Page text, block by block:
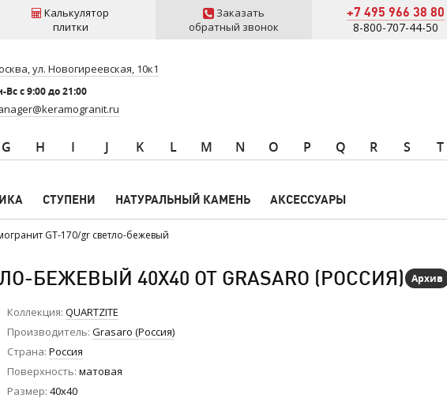
Калькулятор
плитки
Заказать
обратный звонок
+7 495 966 38 80
8-800-707-44-50
ул. Новогиреевская, 10к1
Вс c 9:00 до 21:00
G H I J K L M N O P Q R S T
СТУПЕНИ НАТУРАЛЬНЫЙ КАМЕНЬ АКСЕССУАРЫ
GT-170/gr светло-бежевый
БЕЖЕВЫЙ 40X40 ОТ GRASARO (РОССИЯ) Архив
Коллекция QUARTZITE
Производитель Grasaro (Россия)
Страна Россия
Поверхность матовая
Размер 40x40